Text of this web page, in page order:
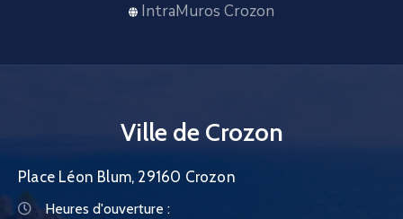
IntraMuros Crozon
Ville de Crozon
Place Léon Blum, 29160 Crozon
Heures d'ouverture :